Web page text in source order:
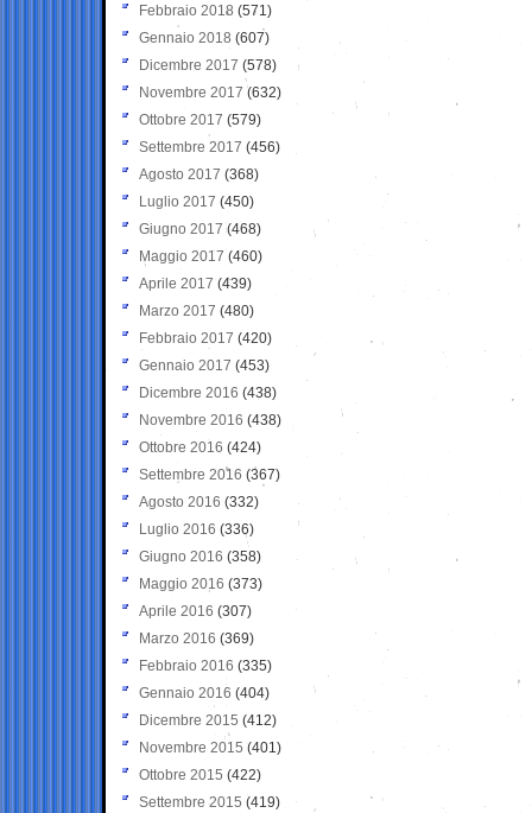
Febbraio 2018 (571)
Gennaio 2018 (607)
Dicembre 2017 (578)
Novembre 2017 (632)
Ottobre 2017 (579)
Settembre 2017 (456)
Agosto 2017 (368)
Luglio 2017 (450)
Giugno 2017 (468)
Maggio 2017 (460)
Aprile 2017 (439)
Marzo 2017 (480)
Febbraio 2017 (420)
Gennaio 2017 (453)
Dicembre 2016 (438)
Novembre 2016 (438)
Ottobre 2016 (424)
Settembre 2016 (367)
Agosto 2016 (332)
Luglio 2016 (336)
Giugno 2016 (358)
Maggio 2016 (373)
Aprile 2016 (307)
Marzo 2016 (369)
Febbraio 2016 (335)
Gennaio 2016 (404)
Dicembre 2015 (412)
Novembre 2015 (401)
Ottobre 2015 (422)
Settembre 2015 (419)